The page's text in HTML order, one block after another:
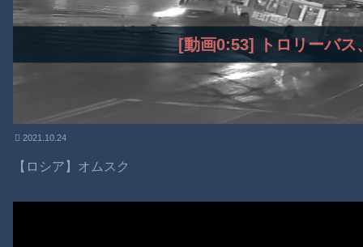
[動画0:53] トロリーバス
2021.10.24
【ロシア】オムスク